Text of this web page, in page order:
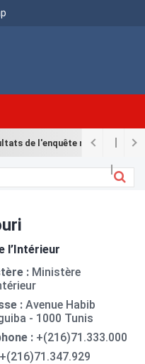
de l'enquête nationale
l’Intérieur
: Ministère
: Avenue Habib
- 1000 Tunis
: +(216)71.333.000
+(216)71.347.929